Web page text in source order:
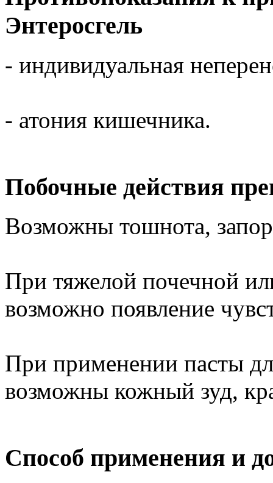
Энтеросгель
- индивидуальная
- атония кишечника.
Побочные действия
Возможны тошнота,
При тяжелой почечной
возможно появление
При применении пасты
возможны кожный зуд,
Способ применения и